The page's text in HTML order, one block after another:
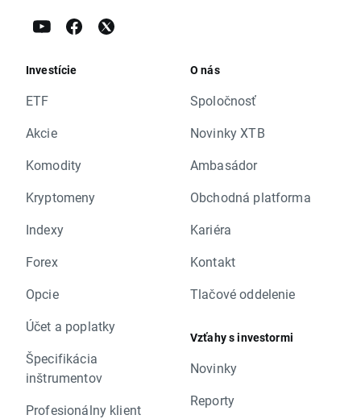
Investície
ETF
Akcie
Komodity
Kryptomeny
Indexy
Forex
Opcie
Účet a poplatky
Špecifikácia
inštrumentov
Profesionálny klient
O nás
Spoločnosť
Novinky XTB
Ambasádor
Obchodná platforma
Kariéra
Kontakt
Tlačové oddelenie
Vzťahy s investormi
Novinky
Reporty